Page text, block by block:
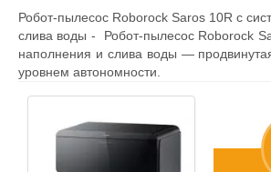
Робот-пылесос Roborock Saros 10R c
слива воды - Робот-пылесос Roborock
наполнения и слива воды —
уровнем автономности.